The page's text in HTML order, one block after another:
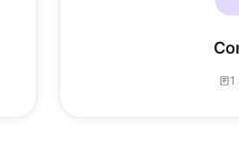
1